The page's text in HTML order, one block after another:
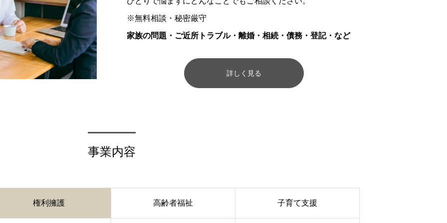
※無料相談・秘密厳守
家族の問題・ご近所トラブル・離婚・相続・債務・登記・など
詳しく見る
事業内容
権利擁護 高齢者福祉 子育て支援